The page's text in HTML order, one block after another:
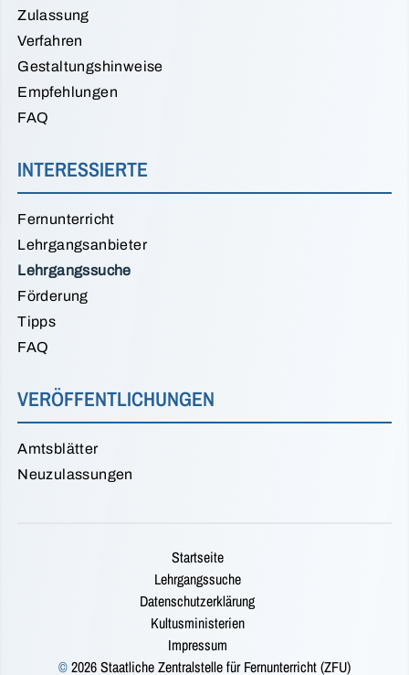
Zulassung
Verfahren
Gestaltungshinweise
Empfehlungen
FAQ
INTERESSIERTE
Fernunterricht
Lehrgangsanbieter
Lehrgangssuche
Förderung
Tipps
FAQ
VERÖFFENTLICHUNGEN
Amtsblätter
Neuzulassungen
Startseite
Lehrgangssuche
Datenschutzerklärung
Kultusministerien
Impressum
©2026 Staatliche Zentralstelle für Fernunterricht (ZFU)